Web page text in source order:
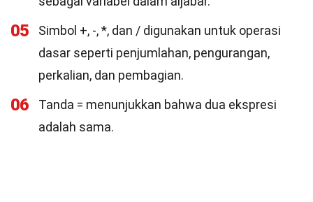
05
Simbol +, -, *, dan / digunakan untuk operasi
dasar seperti penjumlahan, pengurangan,
perkalian, dan pembagian.
06
Tanda = menunjukkan bahwa dua ekspresi
adalah sama.